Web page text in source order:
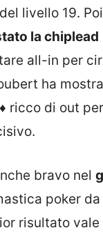
livello 19.
la chiplead
all-in per
ha
ricco di out
bravo nel
poker
risultato